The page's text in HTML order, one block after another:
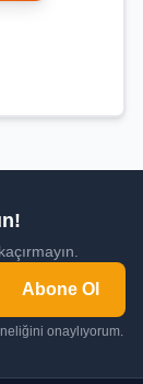
Abone Ol
onaylıyorum.